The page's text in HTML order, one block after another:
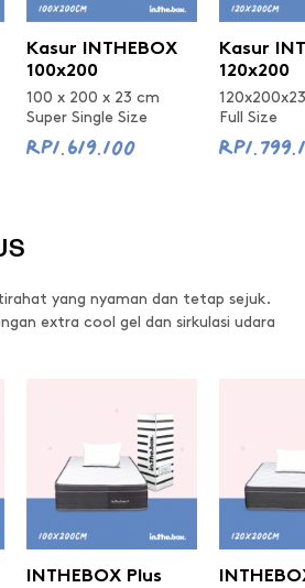
Kasur INTHEBOX
100x200
100 x 200 x 23 cm
Super Single Size
Rp1.619.100
Kasur
120x200
Full Size
yang nyaman dan tetap sejuk.
extra cool gel dan sirkulasi udara
INTHEBOX Plus